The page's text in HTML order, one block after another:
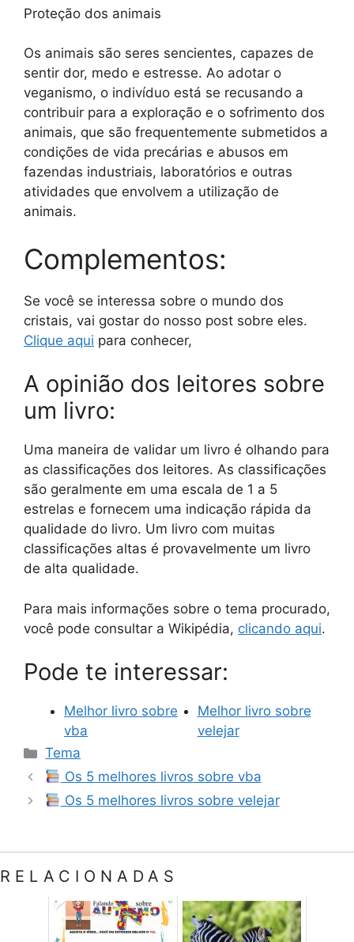
Proteção dos animais
Os animais são seres sencientes, capazes de
sentir dor, medo e estresse. Ao adotar o
veganismo, o indivíduo está se recusando a
contribuir para a exploração e o sofrimento dos
animais, que são frequentemente submetidos a
condições de vida precárias e abusos em
fazendas industriais, laboratórios e outras
atividades que envolvem a utilização de
animais.
Complementos:
Se você se interessa sobre o mundo dos
cristais, vai gostar do nosso post sobre eles.
Clique aqui para conhecer,
A opinião dos leitores sobre
um livro:
Uma maneira de validar um livro é olhando para
as classificações dos leitores. As classificações
são geralmente em uma escala de 1 a 5
estrelas e fornecem uma indicação rápida da
qualidade do livro. Um livro com muitas
classificações altas é provavelmente um livro
de alta qualidade.
Para mais informações sobre o tema procurado,
você pode consultar a Wikipédia, clicando aqui.
Pode te interessar:
Melhor livro sobre
vba
Melhor livro sobre
velejar
Categorias
Tema
Os 5 melhores livros sobre vba
Os 5 melhores livros sobre velejar
RELACIONADAS